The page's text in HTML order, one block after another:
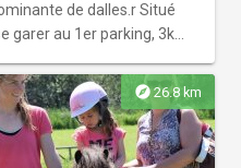
de dalles.r Situé
garer au 1er parking, 3km
explore26.8 km